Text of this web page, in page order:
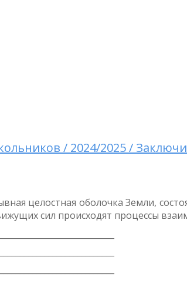
/ 2024/2025 /
целостная оболочка Земли,
сил происходят процессы